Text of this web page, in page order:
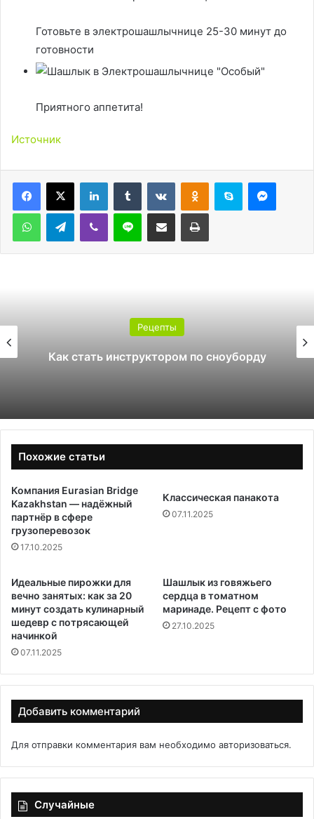
Готовьте в электрошашлычнице 25-30 минут до
готовности
Приятного аппетита!
Источник
LinkedInTumblr ВконтактеОдноклассники
Skype
WhatsAppTelegramViber Line Поделиться через электронную почту Печатать
Рецепты
Как стать инструктором по сноуборду
Похожие статьи
Компания Eurasian Bridge
Kazakhstan — надёжный
партнёр в сфере
грузоперевозок
17.10.2025
Классическая панакота
07.11.2025
Идеальные пирожки для
вечно занятых: как за 20
минут создать кулинарный
шедевр с потрясающей
начинкой
07.11.2025
Шашлык из говяжьего
сердца в томатном
маринаде. Рецепт с фото
27.10.2025
Добавить комментарий
Для отправки комментария вам необходимо авторизоваться.
Случайные